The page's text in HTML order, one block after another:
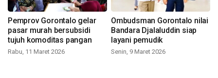
Pemprov Gorontalo gelar
pasar murah bersubsidi
tujuh komoditas pangan
Rabu, 11 Maret 2026
Ombudsman Gorontalo nilai
Bandara Djalaluddin siap
layani pemudik
Senin, 9 Maret 2026